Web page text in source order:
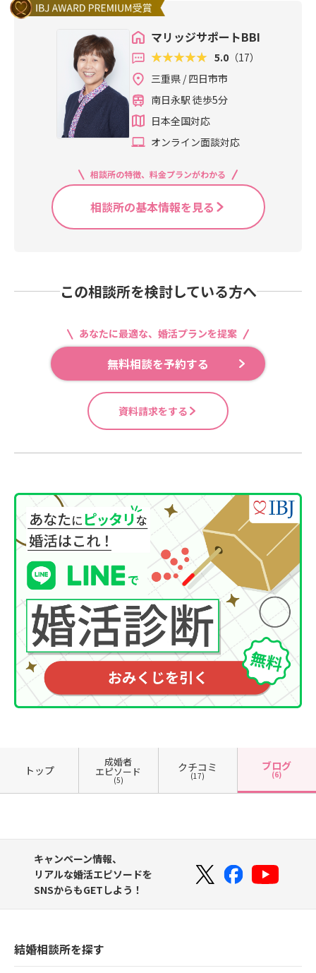
マリッジサポートBBI
5.0（17）
三重県 / 四日市市
南日永駅 徒歩5分
日本全国対応
オンライン面談対応
相談所の特徴、料金プランがわかる
相談所の基本情報を見る
この相談所を検討している方へ
あなたに最適な、婚活プランを提案
無料相談を予約する
資料請求をする
トップ
成婚者
エピソード
(5)
クチコミ
(17)
ブログ
(6)
キャンペーン情報、
リアルな婚活エピソードを
SNSからもGETしよう！
結婚相談所を探す